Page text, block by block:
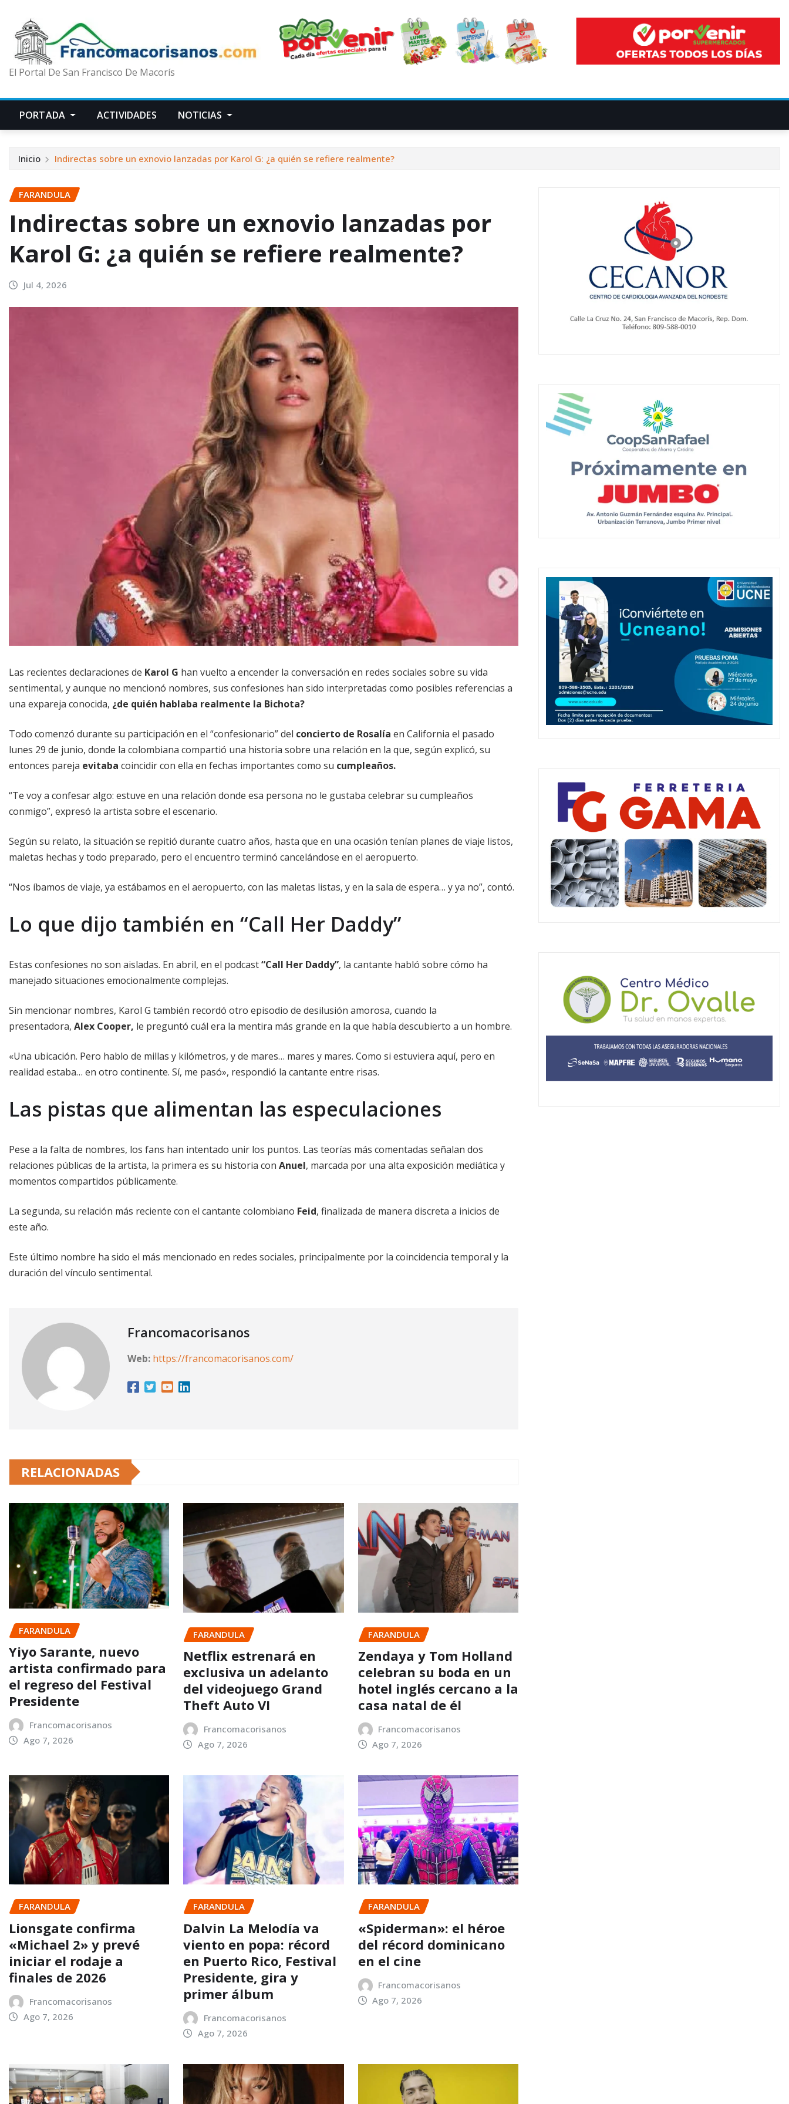
El Portal De San Francisco De Macorís
PORTADA ACTIVIDADES NOTICIAS
Inicio Indirectas sobre un exnovio lanzadas por Karol G: ¿a quién se refiere realmente?
FARANDULA
Indirectas sobre un exnovio lanzadas por
Karol G: ¿a quién se refiere realmente?
Jul 4, 2026
Las recientes declaraciones de Karol G han vuelto a encender la conversación en redes sociales sobre su vida
sentimental, y aunque no mencionó nombres, sus confesiones han sido interpretadas como posibles referencias a
una expareja conocida, ¿de quién hablaba realmente la Bichota?
Todo comenzó durante su participación en el “confesionario” del concierto de Rosalía en California el pasado
lunes 29 de junio, donde la colombiana compartió una historia sobre una relación en la que, según explicó, su
entonces pareja evitaba coincidir con ella en fechas importantes como su cumpleaños.
“Te voy a confesar algo: estuve en una relación donde esa persona no le gustaba celebrar su cumpleaños
conmigo”, expresó la artista sobre el escenario.
Según su relato, la situación se repitió durante cuatro años, hasta que en una ocasión tenían planes de viaje listos,
maletas hechas y todo preparado, pero el encuentro terminó cancelándose en el aeropuerto.
“Nos íbamos de viaje, ya estábamos en el aeropuerto, con las maletas listas, y en la sala de espera… y ya no”, contó.
Lo que dijo también en “Call Her Daddy”
Estas confesiones no son aisladas. En abril, en el podcast“Call Her Daddy”, la cantante habló sobre cómo ha
manejado situaciones emocionalmente complejas.
Sin mencionar nombres, Karol G también recordó otro episodio de desilusión amorosa, cuando la
presentadora, Alex Cooper, le preguntó cuál era la mentira más grande en la que había descubierto a un hombre.
«Una ubicación. Pero hablo de millas y kilómetros, y de mares… mares y mares. Como si estuviera aquí, pero en
realidad estaba… en otro continente. Sí, me pasó», respondió la cantante entre risas.
Las pistas que alimentan las especulaciones
Pese a la falta de nombres, los fans han intentado unir los puntos. Las teorías más comentadas señalan dos
relaciones públicas de la artista, la primera es su historia con Anuel, marcada por una alta exposición mediática y
momentos compartidos públicamente.
La segunda, su relación más reciente con el cantante colombiano Feid, finalizada de manera discreta a inicios de
este año.
Este último nombre ha sido el más mencionado en redes sociales, principalmente por la coincidencia temporal y la
duración del vínculo sentimental.
Francomacorisanos
Web: https://francomacorisanos.com/
RELACIONADAS
FARANDULA
Yiyo Sarante, nuevo
artista confirmado para
el regreso del Festival
Presidente
Francomacorisanos
Ago 7, 2026
FARANDULA
Netflix estrenará en
exclusiva un adelanto
del videojuego Grand
Theft Auto VI
Francomacorisanos
Ago 7, 2026
FARANDULA
Zendaya y Tom Holland
celebran su boda en un
hotel inglés cercano a la
casa natal de él
Francomacorisanos
Ago 7, 2026
FARANDULA
Lionsgate confirma
«Michael 2» y prevé
iniciar el rodaje a
finales de 2026
Francomacorisanos
Ago 7, 2026
FARANDULA
Dalvin La Melodía va
viento en popa: récord
en Puerto Rico, Festival
Presidente, gira y
primer álbum
Francomacorisanos
Ago 7, 2026
FARANDULA
«Spiderman»: el héroe
del récord dominicano
en el cine
Francomacorisanos
Ago 7, 2026